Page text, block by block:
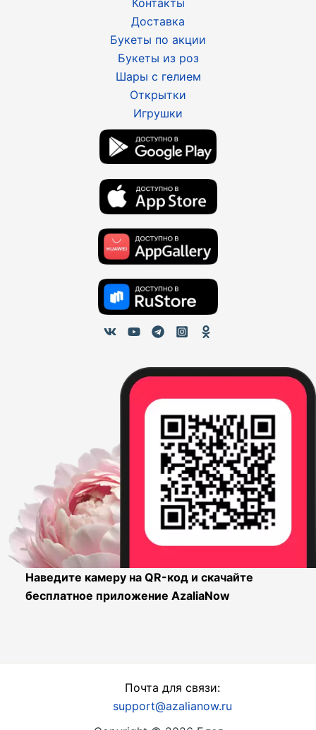
Доставка
Букеты по акции
Букеты из роз
Шары с гелием
Открытки
Игрушки
Наведите камеру на QR-код и скачайте
бесплатное приложение AzaliaNow
Почта для связи:
support@azalianow.ru